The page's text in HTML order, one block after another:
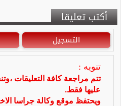
أكتب تعليقا
التسجيل
تنويه :
تتم مراجعة كافة التعليقات
عليها فقط.
ويحتفظ موقع وكالة جراسا